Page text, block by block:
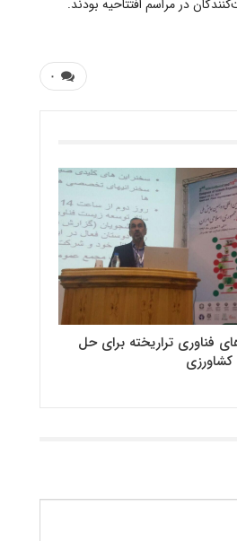
در مراسم افتتاحیه بودند.
۰
فناوری تراریخته برای حل